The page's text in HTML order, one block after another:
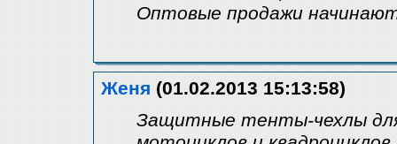
Оптовые продажи
Женя (01.02.2013 15:13:58)
Защитные тенты-чехлы